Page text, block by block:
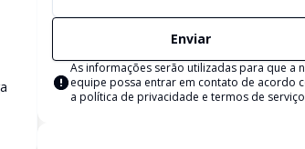
Enviar
As informações serão utilizadas para que a
equipe possa entrar em contato de acordo
a política de privacidade e termos de serviço